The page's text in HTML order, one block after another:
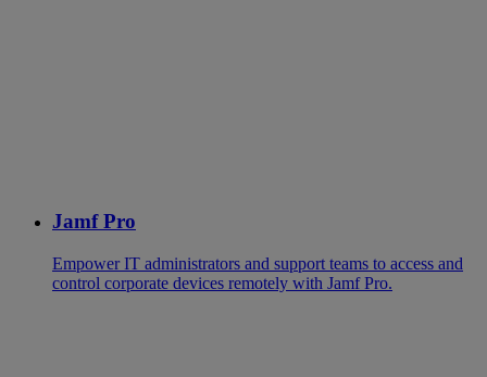
Jamf Pro
Empower IT administrators and support teams to access and
control corporate devices remotely with Jamf Pro.